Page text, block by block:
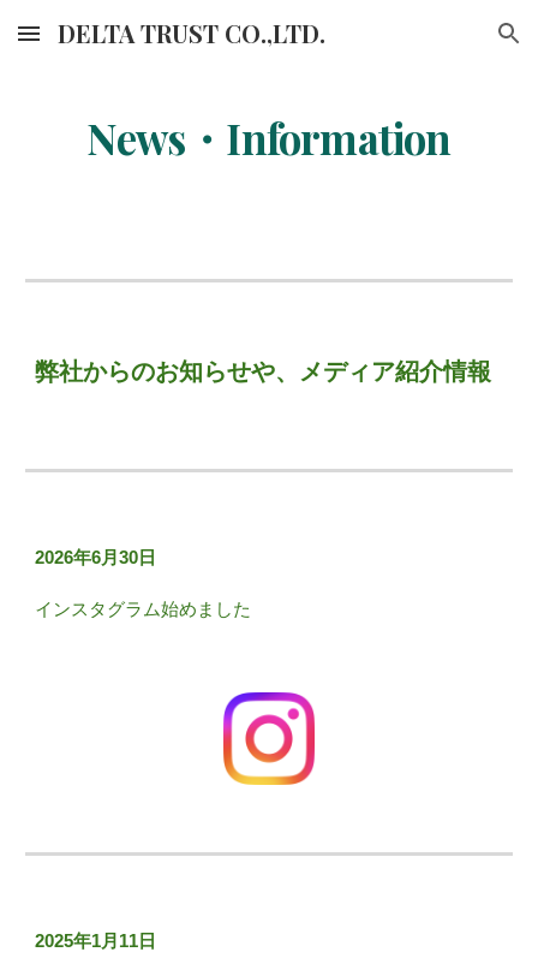
Skip to main content Skip to navigation
DELTA TRUST CO.,LTD.
News・ Information
弊社からのお知らせや、メディア紹介情報
2026年6月30日
インスタグラム始めました
2025年1月11日